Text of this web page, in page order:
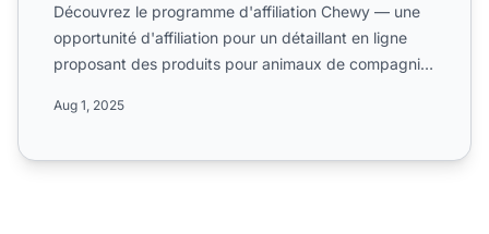
Découvrez le programme d'affiliation Chewy — une
opportunité d'affiliation pour un détaillant en ligne
proposant des produits pour animaux de compagnie.
Aug 1, 2025